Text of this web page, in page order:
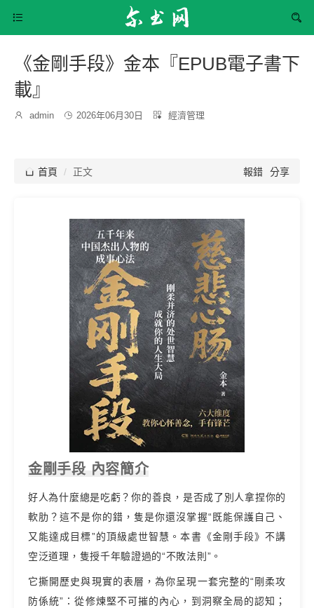


《金剛手段》金本『EPUB電子書下
載』

博
admin  發
2026年06月30日 
分
經濟管理
 首頁 正文 報錯 分享
金剛手段 內容簡介
好人為什麼總是吃虧？你的善良，是否成了別人拿捏你的
軟肋？這不是你的錯，隻是你還沒掌握“既能保護自己、
又能達成目標”的頂級處世智慧。本書《金剛手段》不講
空泛道理，隻授千年驗證過的“不敗法則”。
它撕開歷史與現實的表層，為你呈現一套完整的“剛柔攻
防係統”：從修煉堅不可摧的內心，到洞察全局的認知；